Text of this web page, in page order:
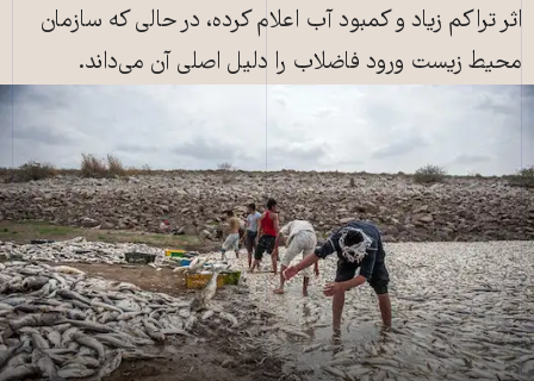
اثر تراکم زیاد و کمبود آب اعلام کرده، در حالی که سازمان
محیط زیست ورود فاضلاب را دلیل اصلی آن می‌داند.